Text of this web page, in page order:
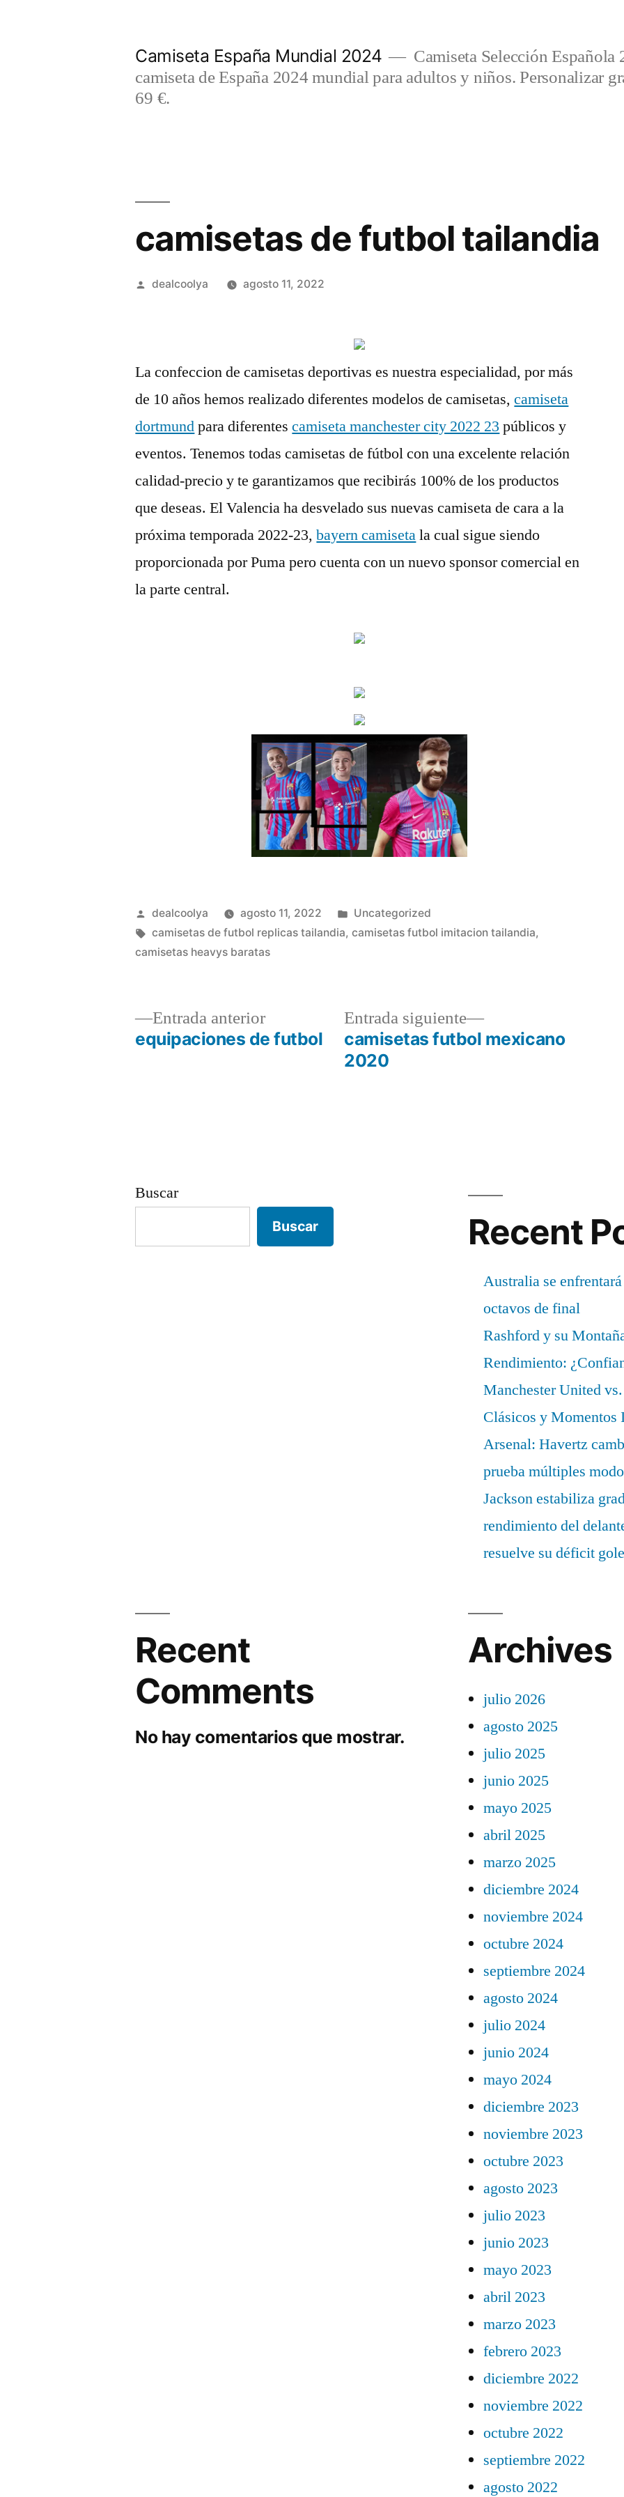
Camiseta España Mundial 2024
Camiseta Selección Española
camiseta de España 2024 mundial para adultos y niños. Personalizar
69 €.
camisetas de futbol tailandia
Publicado
dealcoolya agosto 11, 2022
La confeccion de camisetas deportivas es nuestra especialidad, por más
de 10 años hemos realizado diferentes modelos de camisetas,camiseta
dortmundpara diferentescamiseta manchester city 2022 23 públicos y
eventos. Tenemos todas camisetas de fútbol con una excelente relación
calidad-precio y te garantizamos que recibirás 100% de los productos
que deseas. El Valencia ha desvelado sus nuevas camiseta de cara a la
próxima temporada 2022-23,bayern camisetala cual sigue siendo
proporcionada por Puma pero cuenta con un nuevo sponsor comercial en
la parte central.
Publicado
por
dealcoolya agosto 11, 2022
Publicado
en
Uncategorized
Etiquetas:
camisetas de futbol replicas tailandia,camisetas futbol imitacion tailandia,
camisetas heavys baratas
Navegación
Entrada anteriorEntrada
anterior:
equipaciones de futbol
Entrada siguiente
Entrada
siguiente:
camisetas futbol mexicano
2020
Buscar
Buscar Recent
Australia se
octavos de final
Rashford y su
Rendimiento:
Manchester United
Clásicos y Momentos
Arsenal: Havertz
prueba múltiples
Jackson estabiliza
rendimiento del
resuelve su déficit
Recent
Comments
No hay comentarios que mostrar.
Archives
julio 2026
agosto 2025
julio 2025
junio 2025
mayo 2025
abril 2025
marzo 2025
diciembre 2024
noviembre 2024
octubre 2024
septiembre 2024
agosto 2024
julio 2024
junio 2024
mayo 2024
diciembre 2023
noviembre 2023
octubre 2023
agosto 2023
julio 2023
junio 2023
mayo 2023
abril 2023
marzo 2023
febrero 2023
diciembre 2022
noviembre 2022
octubre 2022
septiembre 2022
agosto 2022